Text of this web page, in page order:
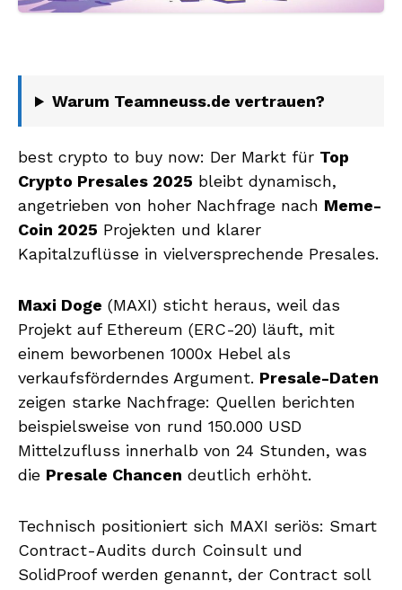
Warum Teamneuss.de vertrauen?
best crypto to buy now: Der Markt für Top
Crypto Presales 2025 bleibt dynamisch,
angetrieben von hoher Nachfrage nach Meme-
Coin 2025 Projekten und klarer
Kapitalzuflüsse in vielversprechende Presales.
Maxi Doge (MAXI) sticht heraus, weil das
Projekt auf Ethereum (ERC-20) läuft, mit
einem beworbenen 1000x Hebel als
verkaufsförderndes Argument. Presale-Daten
zeigen starke Nachfrage: Quellen berichten
beispielsweise von rund 150.000 USD
Mittelzufluss innerhalb von 24 Stunden, was
die Presale Chancen deutlich erhöht.
Technisch positioniert sich MAXI seriös: Smart
Contract-Audits durch Coinsult und
SolidProof werden genannt, der Contract soll